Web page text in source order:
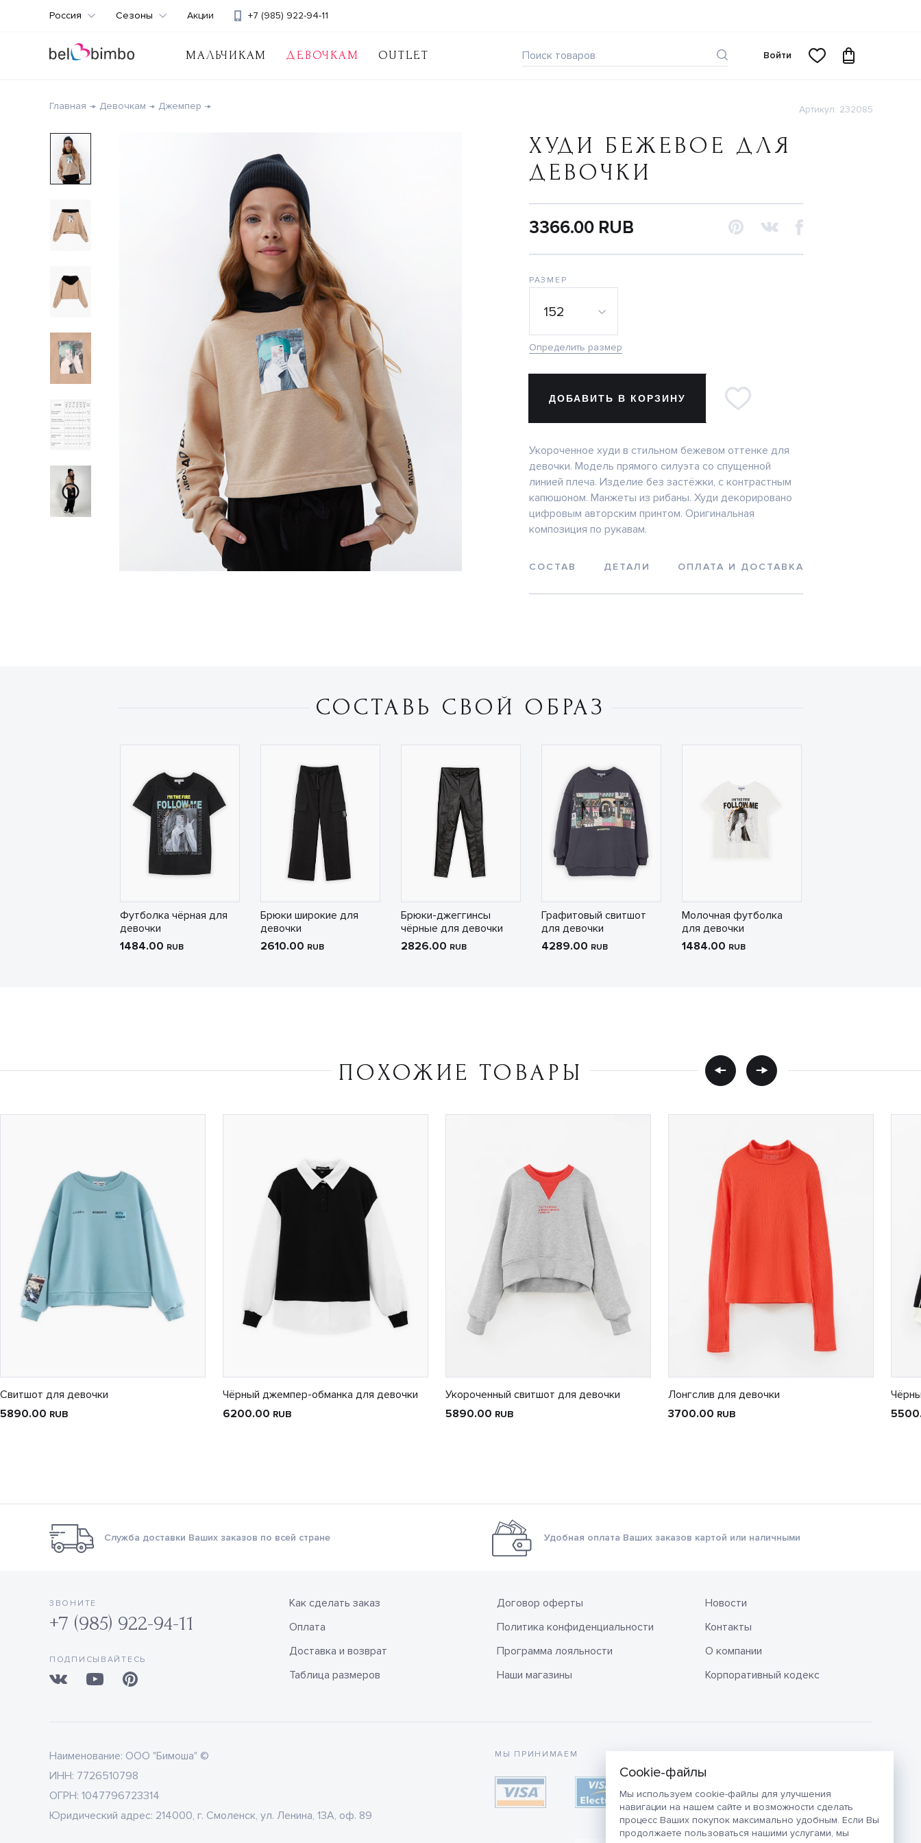
Мы используем cookie-файлы для улучшения
навигации на нашем сайте и возможности сделать
процесс Ваших покупок максимально удобным. Если Вы
продолжаете пользоваться нашими услугами, мы
МАЛЬЧИКАМ ДЕВОЧКАМ OUTLET
+7 (985) 922-94-11
Россия Сезоны Акции
Войти
Главная Девочкам Джемпер Артикул: 232085
ХУДИ БЕЖЕВОЕ ДЛЯ
ДЕВОЧКИ
3366.00 RUB
РАЗМЕР
152
Определить размер
ДОБАВИТЬ В КОРЗИНУ
Укороченное худи в стильном бежевом оттенке для
девочки. Модель прямого силуэта со спущенной
линией плеча. Изделие без застёжки, с контрастным
капюшоном. Манжеты из рибаны. Худи декорировано
цифровым авторским принтом. Оригинальная
композиция по рукавам.
СОСТАВ ДЕТАЛИ ОПЛАТА И ДОСТАВКА
СОСТАВЬ СВОЙ ОБРАЗ
Футболка чёрная для
девочки
1484.00 RUB
Брюки широкие для
девочки
2610.00 RUB
Брюки-джеггинсы
чёрные для девочки
2826.00 RUB
Графитовый свитшот
для девочки
4289.00 RUB
Молочная футболка
для девочки
1484.00 RUB
ПОХОЖИЕ ТОВАРЫ
Свитшот для девочки
5890.00 RUB
Чёрный джемпер-обманка для девочки
6200.00 RUB
Укороченный свитшот для девочки
5890.00 RUB
Лонгслив для девочки
3700.00 RUB
Служба доставки Ваших заказов по всей стране Удобная оплата Ваших заказов картой или наличными
ЗВОНИТЕ
+7 (985) 922-94-11
ПОДПИСЫВАЙТЕСЬ
Как сделать заказ
Оплата
Доставка и возврат
Таблица размеров
Договор оферты
Политика конфиденциальности
Программа лояльности
Наши магазины
Новости
Контакты
О компании
Корпоративный кодекс
Наименование: ООО "Бимоша" ©
ИНН: 7726510798
ОГРН: 1047796723314
Юридический адрес: 214000, г. Смоленск, ул. Ленина, 13А, оф. 89
МЫ ПРИНИМАЕМ